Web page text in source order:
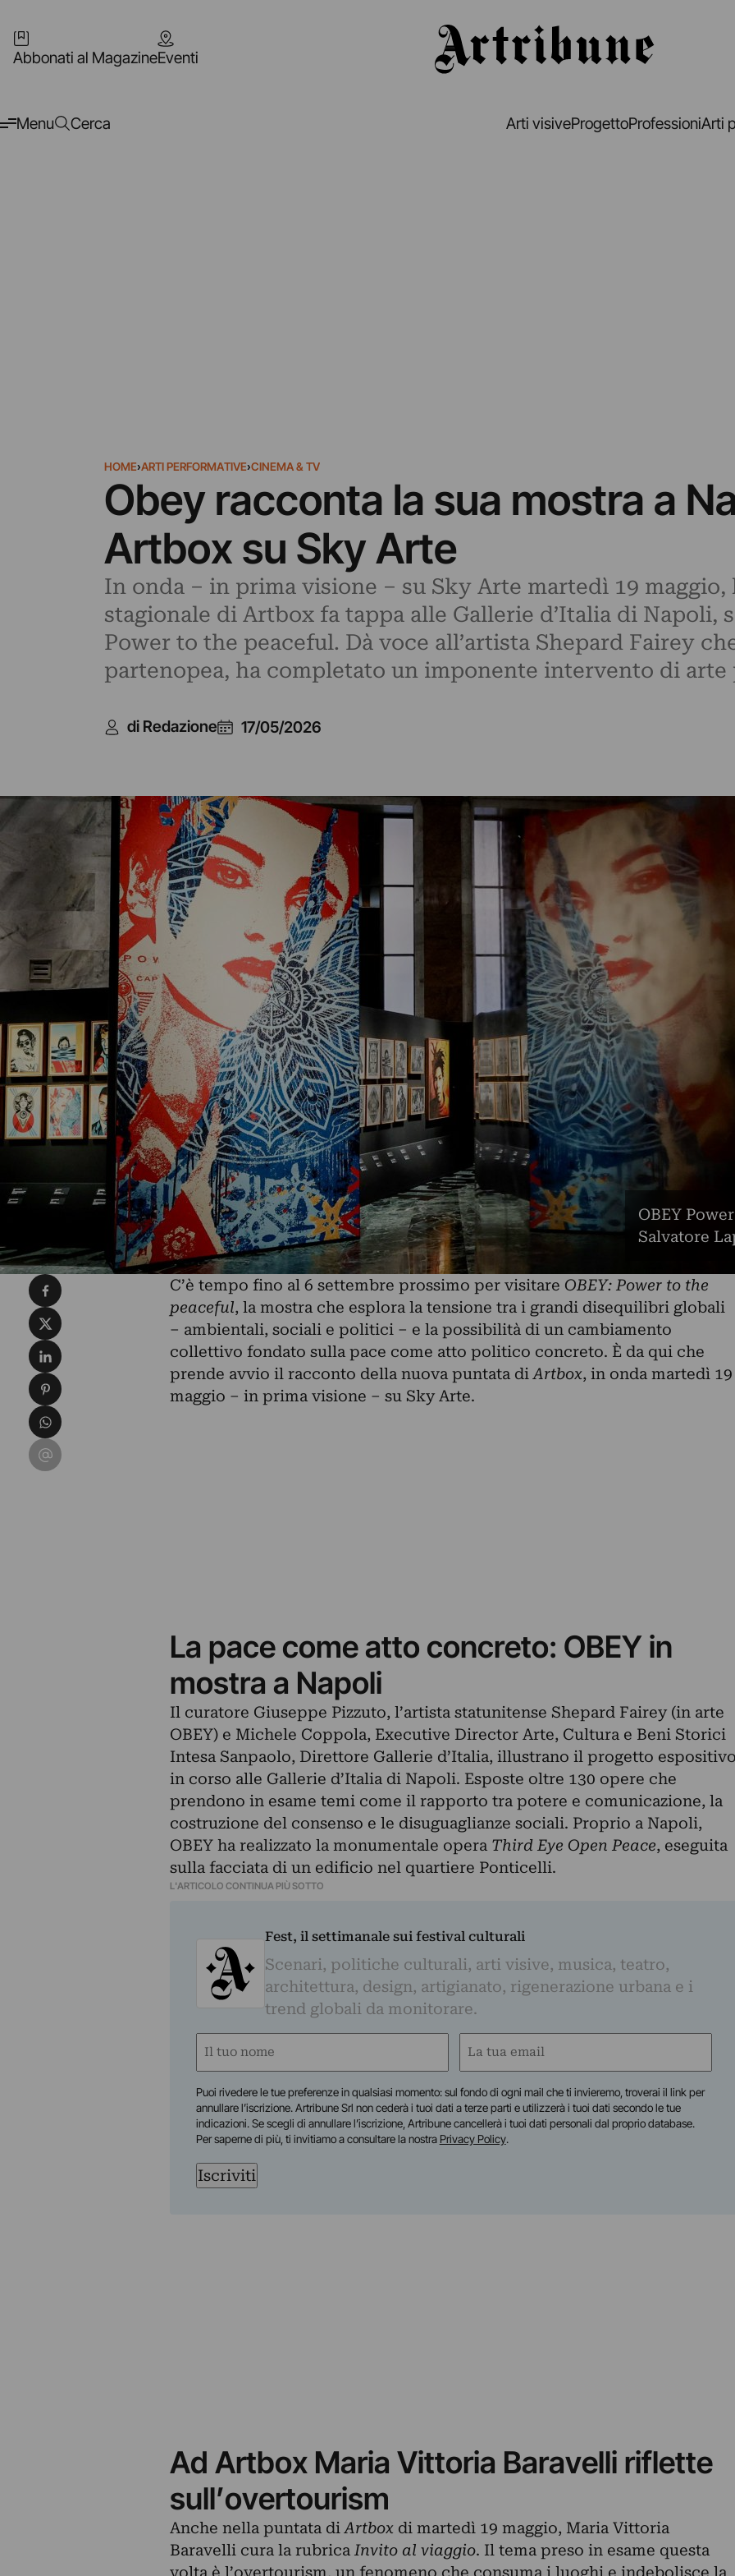
Abbonati al MagazineEventi
Menu Cerca Arti visiveProgettoProfessioniArti
HOME›ARTI PERFORMATIVE›CINEMA & TV
Obey racconta la sua mostra a
Artbox su Sky Arte
In onda – in prima visione – su Sky Arte martedì 19 maggio,
stagionale di Artbox fa tappa alle Gallerie d’Italia di Napoli,
Power to the peaceful. Dà voce all’artista Shepard Fairey
partenopea, ha completato un imponente intervento di arte
di Redazione 17/05/2026
OBEY
Salvatore
C’è tempo fino al 6 settembre prossimo per visitare OBEY: Power to the
peaceful, la mostra che esplora la tensione tra i grandi disequilibri globali
– ambientali, sociali e politici – e la possibilità di un cambiamento
collettivo fondato sulla pace come atto politico concreto. È da qui che
prende avvio il racconto della nuova puntata diArtbox, in onda martedì 19
maggio – in prima visione – su Sky Arte.
La pace come atto concreto: OBEY in
mostra a Napoli
Il curatore Giuseppe Pizzuto, l’artista statunitense Shepard Fairey (in arte
OBEY) e Michele Coppola, Executive Director Arte, Cultura e Beni Storici
Intesa Sanpaolo, Direttore Gallerie d’Italia, illustrano il progetto
in corso alle Gallerie d’Italia di Napoli. Esposte oltre 130 opere che
prendono in esame temi come il rapporto tra potere e comunicazione, la
costruzione del consenso e le disuguaglianze sociali. Proprio a Napoli,
OBEY ha realizzato la monumentale opera Third Eye Open Peace, eseguita
sulla facciata di un edificio nel quartiere Ponticelli.
L'ARTICOLO CONTINUA PIÙ SOTTO
Fest, il settimanale sui festival culturali
Scenari, politiche culturali, arti visive, musica, teatro,
architettura, design, artigianato, rigenerazione urbana e i
trend globali da monitorare.
Nome
Email
Puoi rivedere le tue preferenze in qualsiasi momento: sul fondo di ogni mail che ti invieremo, troverai il link per
annullare l’iscrizione. Artribune Srl non cederà i tuoi dati a terze parti e utilizzerà i tuoi dati secondo le tue
indicazioni. Se scegli di annullare l’iscrizione, Artribune cancellerà i tuoi dati personali dal proprio database.
Per saperne di più, ti invitiamo a consultare la nostra Privacy Policy.
Iscriviti
Ad Artbox Maria Vittoria Baravelli riflette
sull’overtourism
Anche nella puntata diArtbox di martedì 19 maggio, Maria Vittoria
Baravelli cura la rubrica Invito al viaggio. Il tema preso in esame questa
Condividi su Facebook
Condividi su X
Condividi su LinkedIn
Condividi su Pinterest
Condividi su WhatsApp
Condividi su Email